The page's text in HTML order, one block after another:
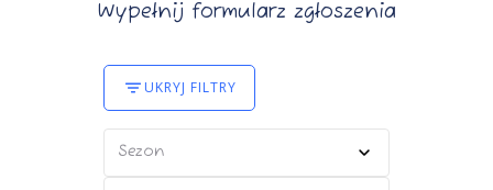
Wypełnij formularz zgłoszenia
UKRYJ FILTRY
Sezon